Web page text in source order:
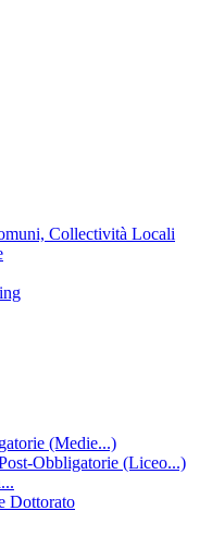
Collectività Locali
(Medie...)
Obbligatorie (Liceo...)
Dottorato